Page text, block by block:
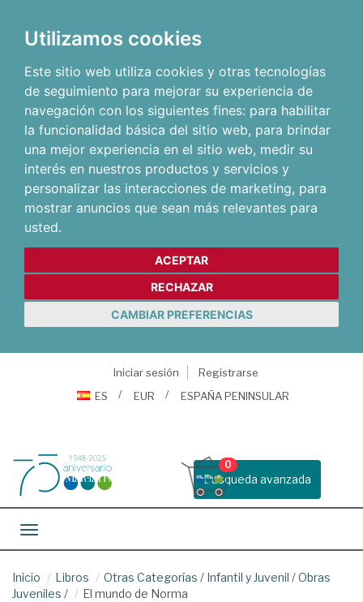
Utilizamos cookies
Este sitio web utiliza cookies y otras tecnologías
de seguimiento para mejorar su experiencia de
navegación con los siguientes fines: para habilitar
la funcionalidad básica del sitio web, para brindar
una mejor experiencia en el sitio web, medir su
interés en nuestros productos y servicios y
personalizar las interacciones de marketing, para
mostrar anuncios que sean más relevantes para
usted.
ACEPTAR
RECHAZAR
CAMBIAR PREFERENCIAS
Iniciar sesión
Registrarse
ES
EUR ESPAÑA PENINSULAR
Busqueda avanzada
0
Toggle navigation
Inicio Libros Otras Categorías / Infantil y Juvenil /Obras
Juveniles / El mundo de Norma